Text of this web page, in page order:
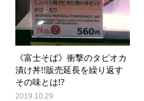
《富士そば》衝撃のタピオカ
漬け丼!!販売延長を繰り返す
その味とは!?
2019.10.29